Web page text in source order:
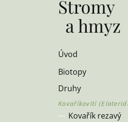
Stromy
a hmyz
Úvod
Biotopy
Druhy
Kovařík rezavý